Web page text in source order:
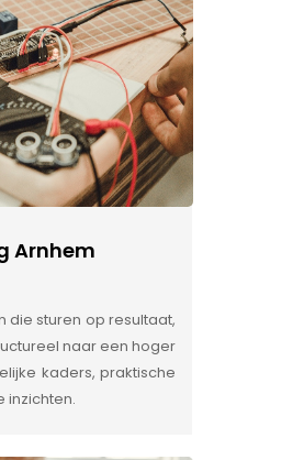
Arnhem
die sturen op resultaat,
naar een hoger
kaders, praktische
inzichten.